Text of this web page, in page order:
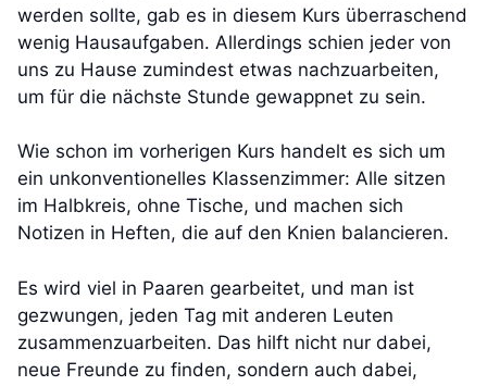
werden sollte, gab es in diesem Kurs überraschend
wenig Hausaufgaben. Allerdings schien jeder von
uns zu Hause zumindest etwas nachzuarbeiten,
um für die nächste Stunde gewappnet zu sein.
Wie schon im vorherigen Kurs handelt es sich um
ein unkonventionelles Klassenzimmer: Alle sitzen
im Halbkreis, ohne Tische, und machen sich
Notizen in Heften, die auf den Knien balancieren.
Es wird viel in Paaren gearbeitet, und man ist
gezwungen, jeden Tag mit anderen Leuten
zusammenzuarbeiten. Das hilft nicht nur dabei,
neue Freunde zu finden, sondern auch dabei,